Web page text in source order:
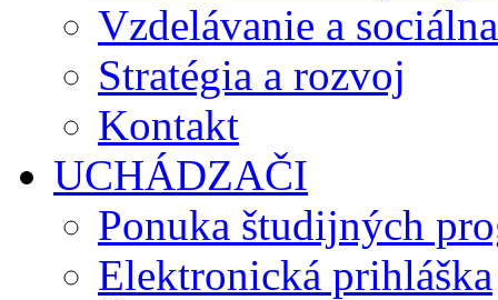
Vzdelávanie a
Stratégia a rozvoj
Kontakt
UCHÁDZAČI
Ponuka študijných
Elektronická prihláška